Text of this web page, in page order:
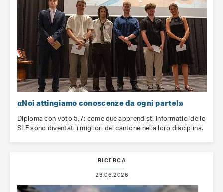
«Noi attingiamo conoscenze da ogni parte!»
Diploma con voto 5,7: come due apprendisti informatici dello
SLF sono diventati i migliori del cantone nella loro disciplina.
RICERCA
23.06.2026